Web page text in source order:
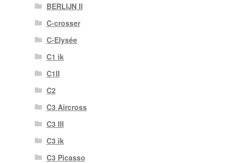
BERLIJN II
C-crosser
C-Elysée
C1 ik
C1II
C2
C3 Aircross
C3 III
C3 ik
C3 Picasso